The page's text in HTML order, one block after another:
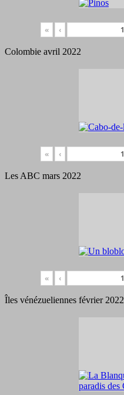
« ‹
Colombie avril 2022
« ‹
Les ABC mars 2022
« ‹
Îles vénézueliennes février 2022